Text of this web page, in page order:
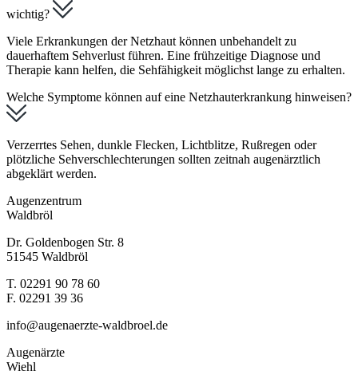
wichtig?
Viele Erkrankungen der Netzhaut können unbehandelt zu
dauerhaftem Sehverlust führen. Eine frühzeitige Diagnose und
Therapie kann helfen, die Sehfähigkeit möglichst lange zu erhalten.
Welche Symptome können auf eine Netzhauterkrankung hinweisen?
Verzerrtes Sehen, dunkle Flecken, Lichtblitze, Rußregen oder
plötzliche Sehverschlechterungen sollten zeitnah augenärztlich
abgeklärt werden.
Augenzentrum
Waldbröl
Dr. Goldenbogen Str. 8
51545 Waldbröl
T. 02291 90 78 60
F. 02291 39 36
info@augenaerzte-waldbroel.de
Augenärzte
Wiehl